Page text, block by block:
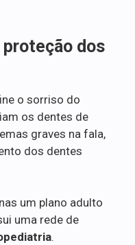
dos
o sorriso do
os dentes de
graves na fala,
dos dentes
um plano adulto
uma rede de
.